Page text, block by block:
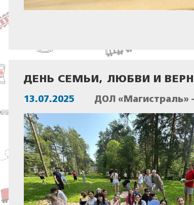
ДЕНЬ СЕМЬИ, ЛЮБВИ И
13.07.2025 ДОЛ «Магистраль»